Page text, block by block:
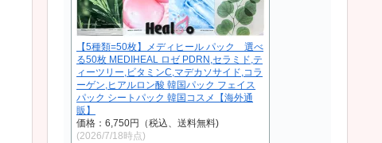
【5種類=50枚】メディヒール パック 選べ
る50枚 MEDIHEAL ロゼ PDRN,セラミド,テ
ィーツリー,ビタミンC,マデカソサイド,コラ
ーゲン,ヒアルロン酸 韓国パック フェイス
パック シートパック 韓国コスメ【海外通
販】
価格：6,750円（税込、送料無料)
(2026/7/18時点)